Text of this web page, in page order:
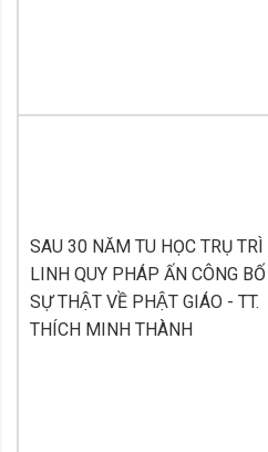
SAU 30 NĂM TU HỌC TRỤ TRÌ
LINH QUY PHÁP ẤN CÔNG BỐ
SỰ THẬT VỀ PHẬT GIÁO - TT.
THÍCH MINH THÀNH